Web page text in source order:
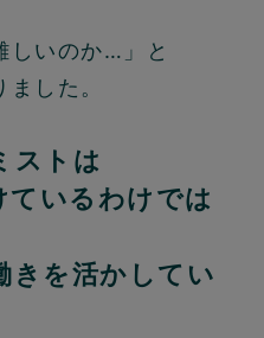
しいのか…」と
した。
ストは
ているわけでは
きを活かしてい